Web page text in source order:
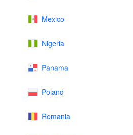
Mexico
Nigeria
Panama
Poland
Romania